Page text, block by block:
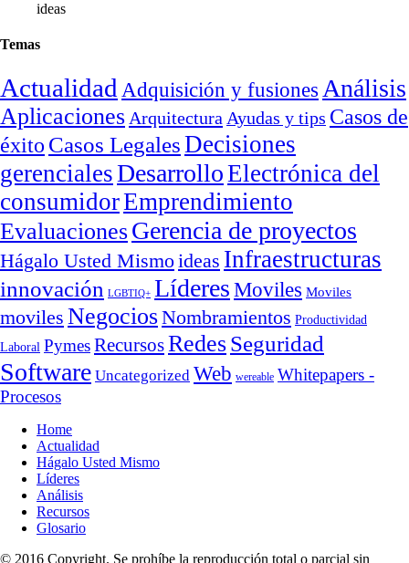
ideas
Temas
Actualidad Adquisición y fusiones Análisis
Aplicaciones Arquitectura Ayudas y tips Casos de
éxito Casos LegalesDecisiones
gerencialesDesarrolloElectrónica del
consumidorEmprendimiento
EvaluacionesGerencia de proyectos
Hágalo Usted Mismoideas Infraestructuras
innovación LGBTIQ+ LíderesMoviles Moviles
moviles NegociosNombramientos Productividad
Laboral PymesRecursosRedesSeguridad
Software Uncategorized Web wereable Whitepapers -
Procesos
Home
Actualidad
Hágalo Usted Mismo
Líderes
Análisis
Recursos
Glosario
© 2016 Copyright. Se prohíbe la reproducción total o parcial sin